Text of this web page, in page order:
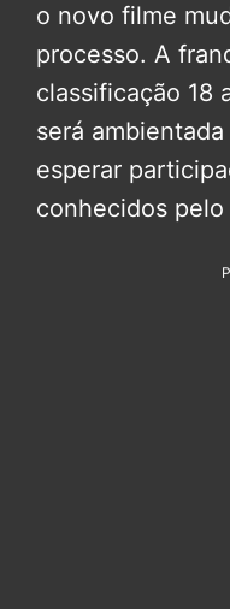
o novo filme
processo. A
classificação 18
será
esperar
conhecidos